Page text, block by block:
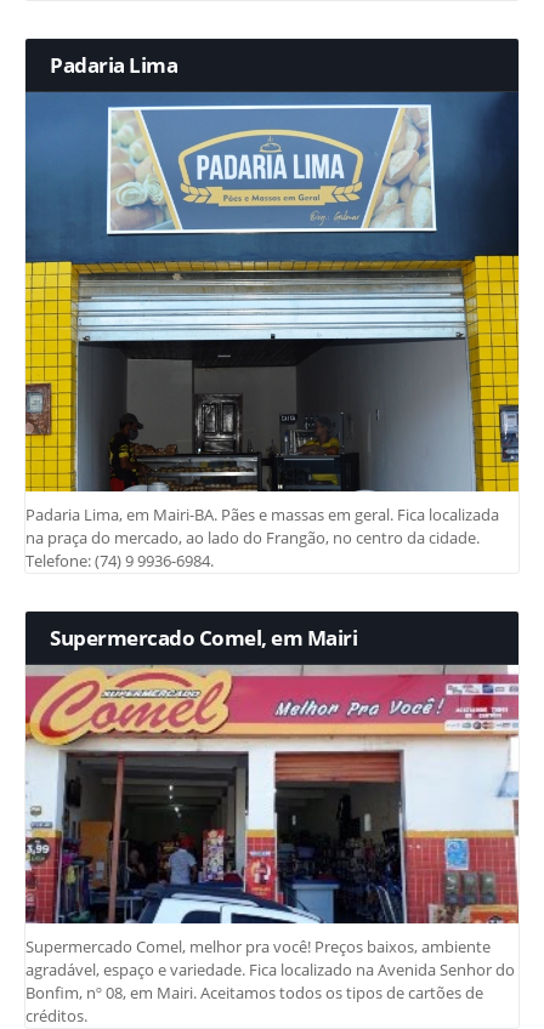
Padaria Lima
Padaria Lima, em Mairi-BA. Pães e massas em geral. Fica localizada
na praça do mercado, ao lado do Frangão, no centro da cidade.
Telefone: (74) 9 9936-6984.
Supermercado Comel, em Mairi
Supermercado Comel, melhor pra você! Preços baixos, ambiente
agradável, espaço e variedade. Fica localizado na Avenida Senhor do
Bonfim, nº 08, em Mairi. Aceitamos todos os tipos de cartões de
créditos.